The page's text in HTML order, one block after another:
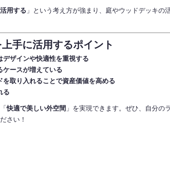
用する 」という考え方が強まり、庭やウッドデッキの
手に活用するポイント
ザインや快適性を重視する
ケースが増えている
取り入れることで資産価値を高める
る
快適で美しい外空間 」を実現できます。ぜひ、自分の
さい！